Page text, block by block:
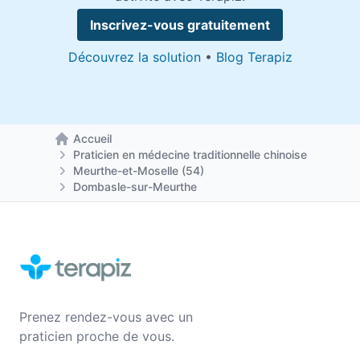
Inscrivez-vous gratuitement
Découvrez la solution• Blog Terapiz
Accueil
Retour à la page d'accueil
Praticien en médecine traditionnelle chinoise
Meurthe-et-Moselle (54)
Dombasle-sur-Meurthe
Prenez rendez-vous avec un
praticien proche de vous.